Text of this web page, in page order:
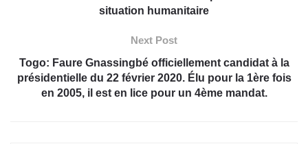
situation humanitaire
Next Post
Togo: Faure Gnassingbé officiellement candidat à la
présidentielle du 22 février 2020. Élu pour la 1ère fois
en 2005, il est en lice pour un 4ème mandat.